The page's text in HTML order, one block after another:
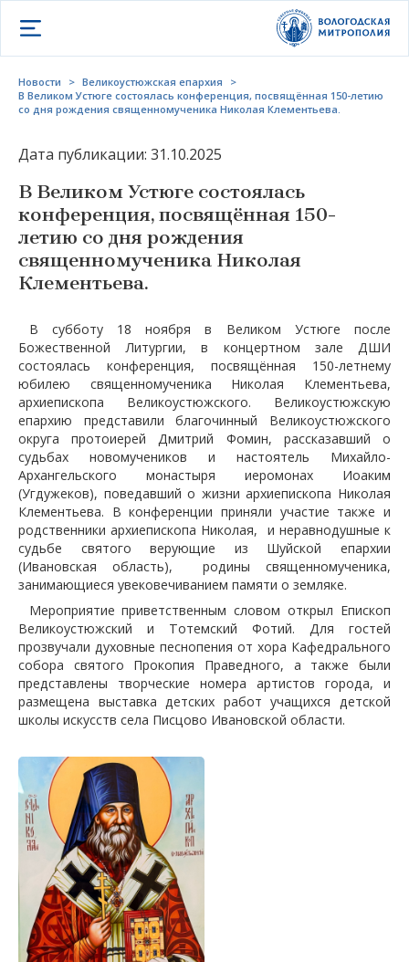
Открыть меню
Новости > Великоустюжская епархия
>
В Великом Устюге состоялась конференция, посвящённая 150-летию
со дня рождения священномученика Николая Клементьева.
Дата публикации: 31.10.2025
В Великом Устюге состоялась
конференция, посвящённая 150-
летию со дня рождения
священномученика Николая
Клементьева.
В субботу 18 ноября в Великом Устюге после
Божественной Литургии, в концертном зале ДШИ
состоялась конференция, посвящённая 150-летнему
юбилею священномученика Николая Клементьева,
архиепископа Великоустюжского. Великоустюжскую
епархию представили благочинный Великоустюжского
округа протоиерей Дмитрий Фомин, рассказавший о
судьбах новомучеников и настоятель Михайло-
Архангельского монастыря иеромонах Иоаким
(Угдужеков), поведавший о жизни архиепископа Николая
Клементьева. В конференции приняли участие также и
родственники архиепископа Николая, и неравнодушные к
судьбе святого верующие из Шуйской епархии
(Ивановская область), родины священномученика,
занимающиеся увековечиванием памяти о земляке.
Мероприятие приветственным словом открыл Епископ
Великоустюжский и Тотемский Фотий. Для гостей
прозвучали духовные песнопения от хора Кафедрального
собора святого Прокопия Праведного, а также были
представлены творческие номера артистов города, и
размещена выставка детских работ учащихся детской
школы искусств села Писцово Ивановской области.